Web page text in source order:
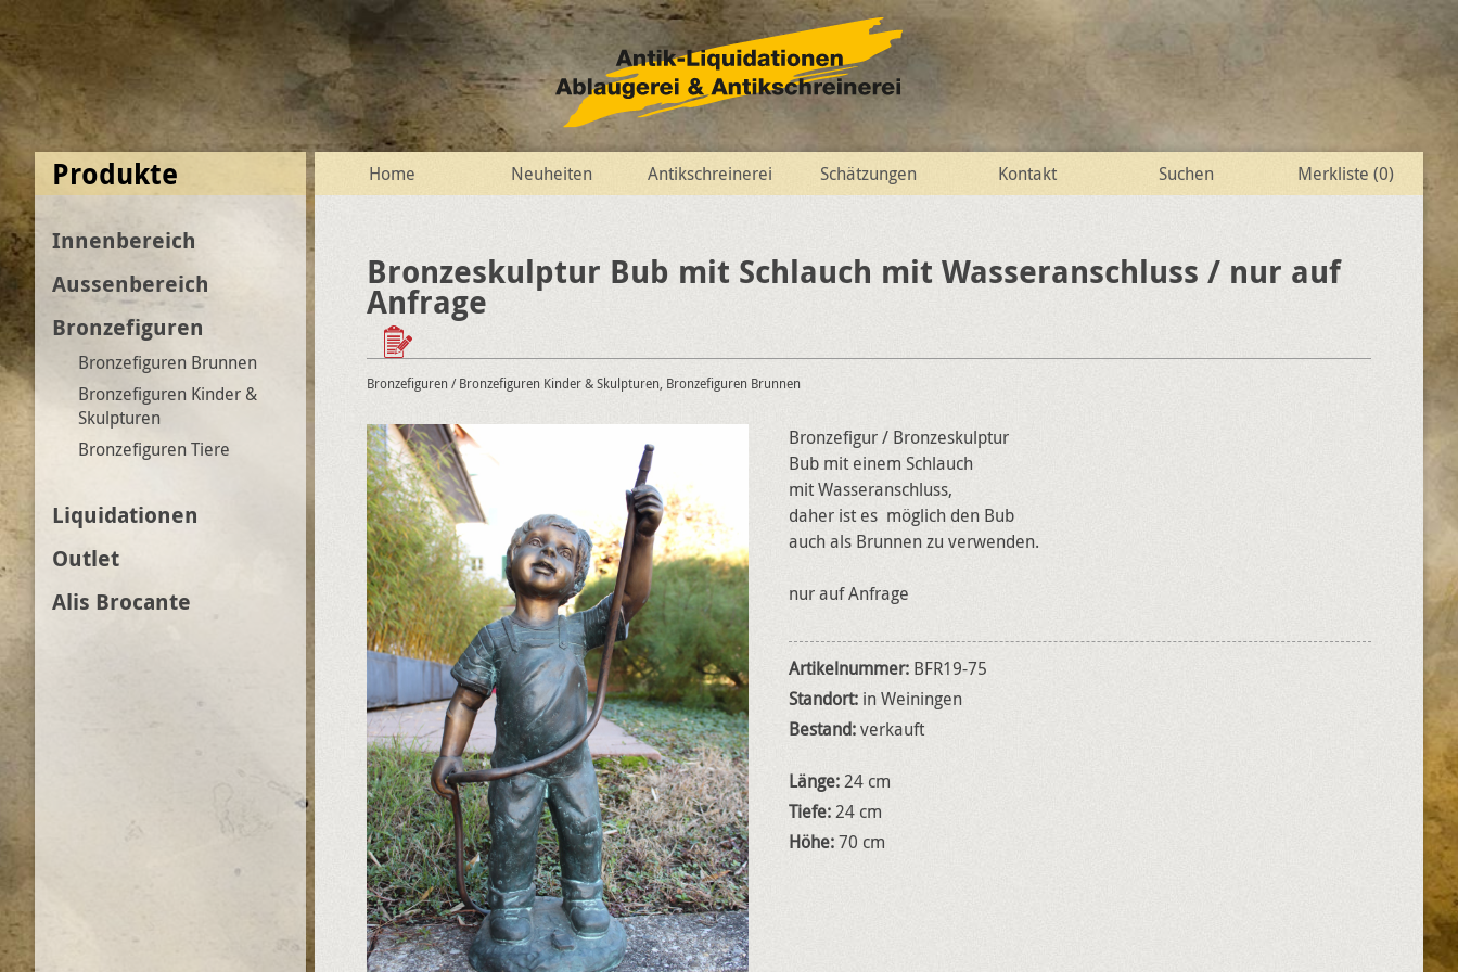
Home Neuheiten Antikschreinerei Schätzungen Kontakt Suchen Merkliste (0)
Bronzeskulptur Bub mit Schlauch mit Wasseranschluss / nur auf
Anfrage
Bronzefiguren/ Bronzefiguren Kinder & Skulpturen, Bronzefiguren Brunnen
Bronzefigur / Bronzeskulptur
Bub mit einem Schlauch
mit Wasseranschluss,
daher ist es möglich den Bub
auch als Brunnen zu verwenden.
nur auf Anfrage
Artikelnummer: BFR19-75
Standort: in Weiningen
Bestand:verkauft
Länge:24 cm
Tiefe:24 cm
Höhe:70 cm
Produkte
Aussenbereich
Innenbereich
Bronzefiguren
Bronzefiguren Brunnen
Bronzefiguren Kinder &
Skulpturen
Bronzefiguren Tiere
Liquidationen
Outlet
Alis Brocante